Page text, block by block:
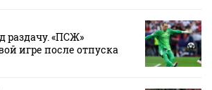
раздачу. «ПСЖ»
игре после отпуска